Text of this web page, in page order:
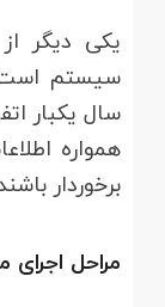
سال یکبار
همواره
برخوردار
مراحل اجرای